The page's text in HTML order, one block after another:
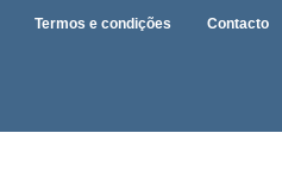
Termos e condições Contacto